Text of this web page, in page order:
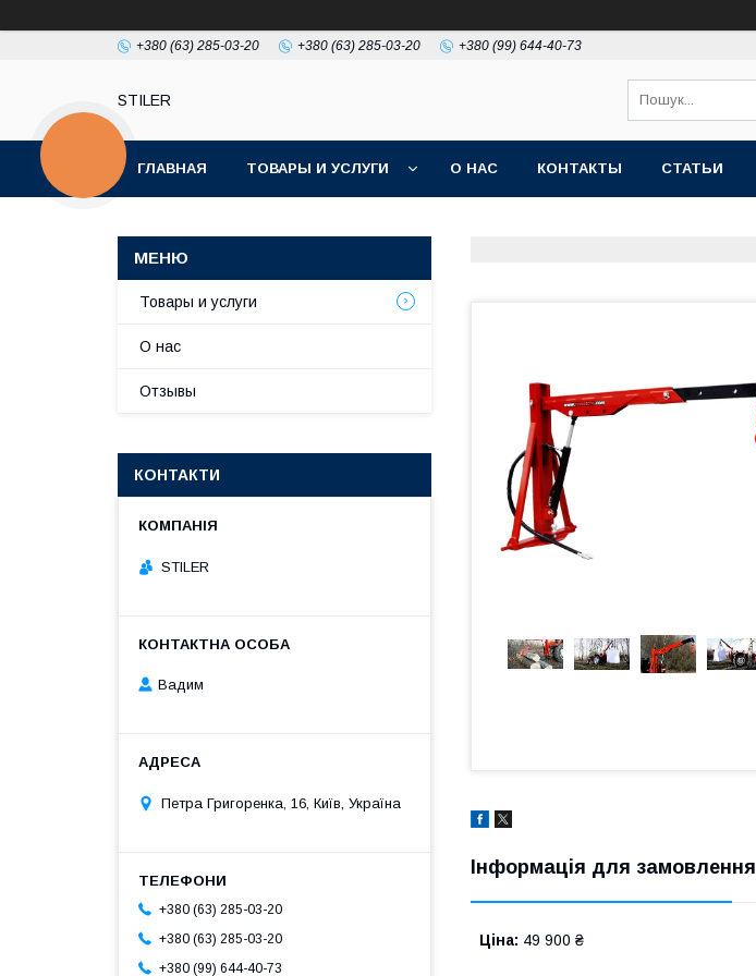
+380 (63) 285-03-20 +380 (63) 285-03-20 +380 (99) 644-40-73
STILER
ГЛАВНАЯ ТОВАРЫ И УСЛУГИ О НАС КОНТАКТЫ СТАТЬИ
Інформація для замовлення
Ціна: 49 900 ₴
Товары и услуги
О нас
Отзывы
КОНТАКТИ
STILER
Вадим
Петра Григоренка, 16, Київ, Україна
+380 (63) 285-03-20
+380 (63) 285-03-20
+380 (99) 644-40-73